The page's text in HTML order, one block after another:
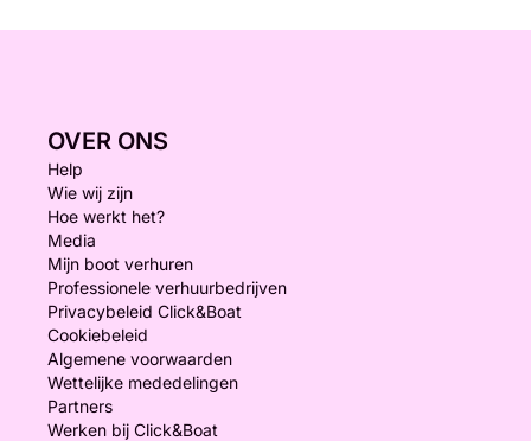
OVER ONS
Help
Wie wij zijn
Hoe werkt het?
Media
Mijn boot verhuren
Professionele verhuurbedrijven
Privacybeleid Click&Boat
Cookiebeleid
Algemene voorwaarden
Wettelijke mededelingen
Partners
Werken bij Click&Boat